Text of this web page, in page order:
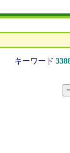
キーワード